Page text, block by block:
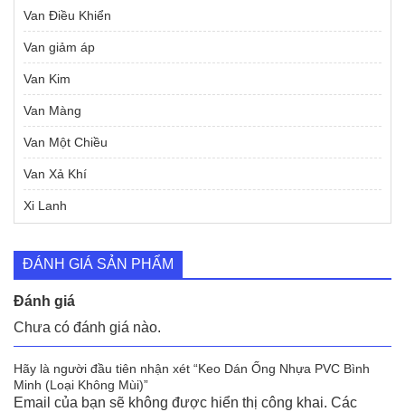
Van Điều Khiển
Van giảm áp
Van Kim
Van Màng
Van Một Chiều
Van Xả Khí
Xi Lanh
ĐÁNH GIÁ SẢN PHẨM
Đánh giá
Chưa có đánh giá nào.
Hãy là người đầu tiên nhận xét “Keo Dán Ống Nhựa PVC Bình
Minh (Loại Không Mùi)”
Email của bạn sẽ không được hiển thị công khai. Các